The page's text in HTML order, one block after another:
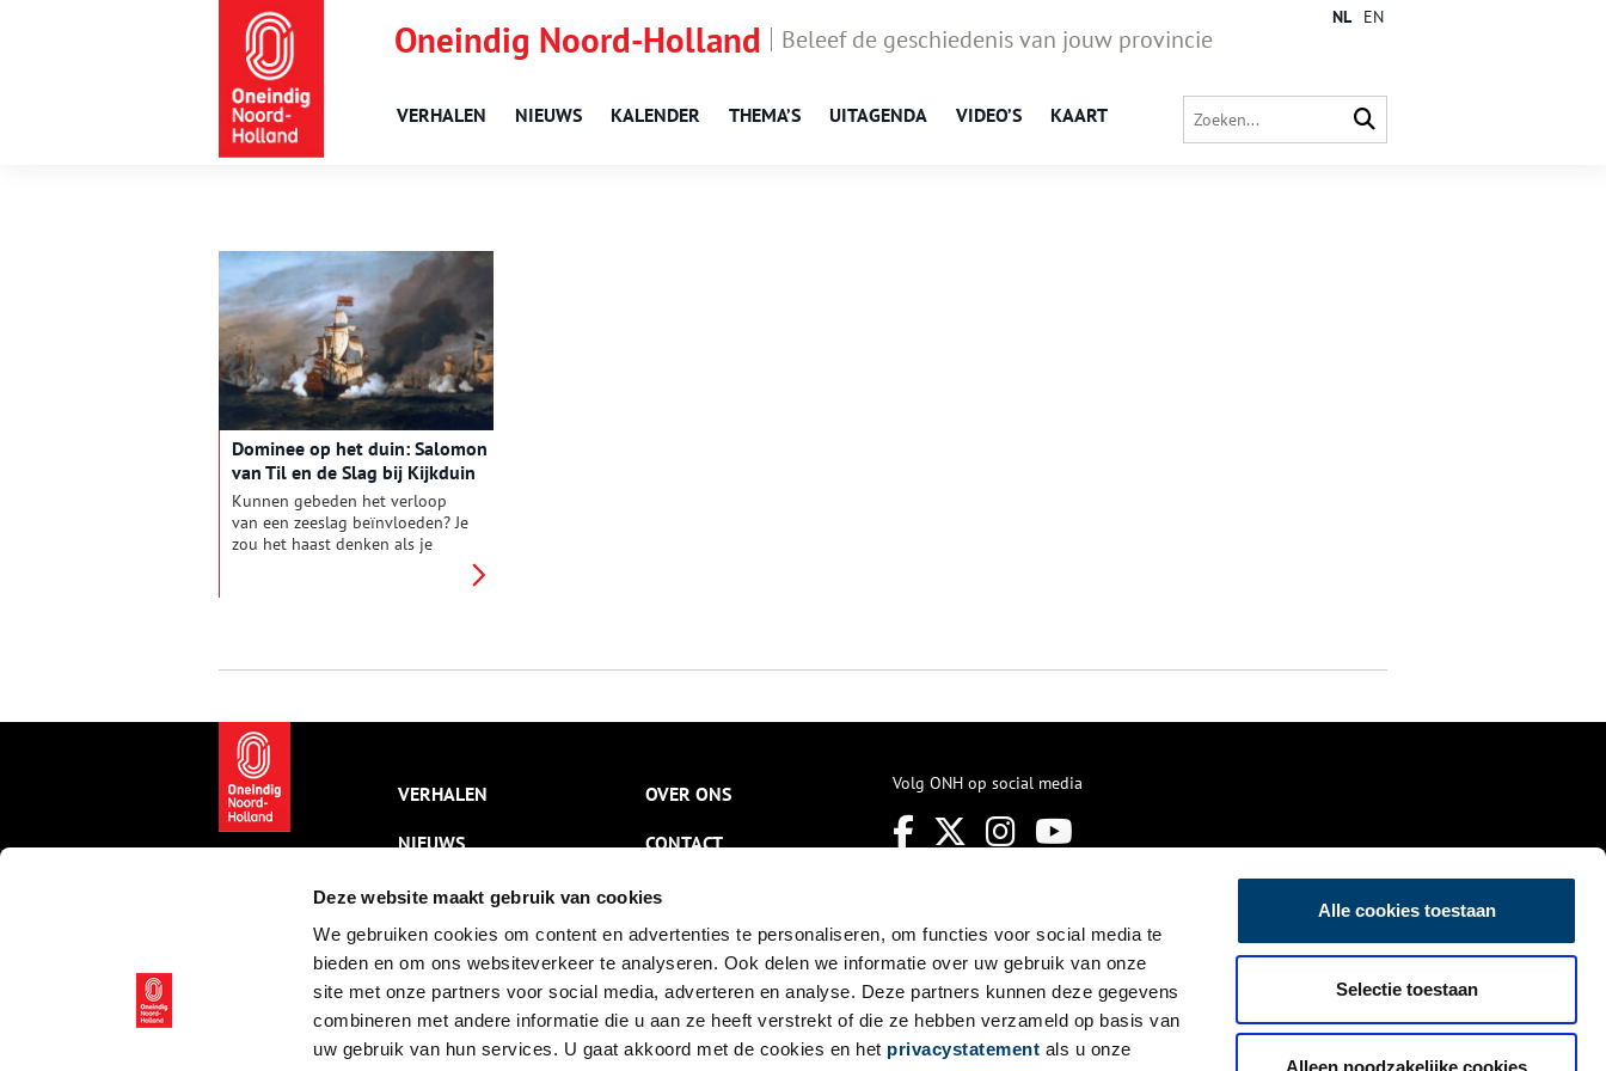
Deze website maakt gebruik van cookies
We gebruiken cookies om content en advertenties te personaliseren, om functies voor social media te
bieden en om ons websiteverkeer te analyseren. Ook delen we informatie over uw gebruik van onze
site met onze partners voor social media, adverteren en analyse. Deze partners kunnen deze gegevens
combineren met andere informatie die u aan ze heeft verstrekt of die ze hebben verzameld op basis van
uw gebruik van hun services. U gaat akkoord met de cookies en het privacystatement als u onze
Alle cookies toestaan
Selectie toestaan
Alleen noodzakelijke cookies
Oneindig Noord-Holland Beleef de geschiedenis van jouw provincie
VERHALEN NIEUWS KALENDER THEMA’S UITAGENDA VIDEO’S KAART
NL EN
Dominee op het duin: Salomon
van Til en de Slag bij Kijkduin
Kunnen gebeden het verloop
van een zeeslag beïnvloeden? Je
zou het haast denken als je
slag geleverd tussen de
VERHALEN
NIEUWS
KALENDER
THEMA’S
ACTIVITEITEN
VIDEO’S
OVER ONS
CONTACT
NIEUWSBRIEF
DISCLAIMER
PRIVACY
TOEGANKELIJKHEID
Volg ONH op social media